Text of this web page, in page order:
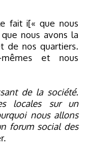
fait i[« que nous
nous avons la
de nos quartiers.
et nous
de la société.
locales sur un
nous allons
forum social des